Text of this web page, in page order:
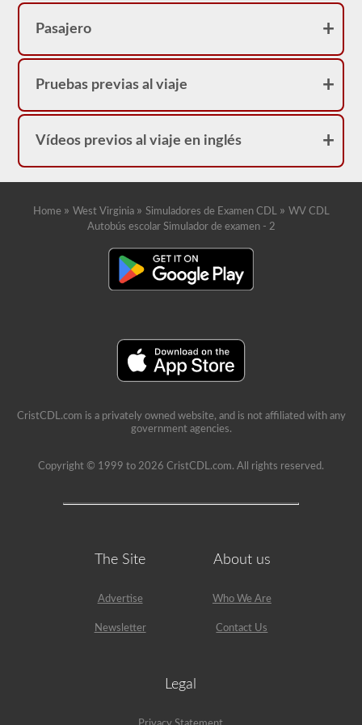
dependen
ti.
Pasajero
Pruebas previas al viaje
Vídeos previos al viaje en inglés
Home » West Virginia » Simuladores de Examen CDL » WV CDL
Autobús escolar Simulador de examen - 2
CristCDL.com is a privately owned website, and is not affiliated with any
government agencies.
Copyright © 1999 to 2026 CristCDL.com. All rights reserved.
The Site
Advertise
Newsletter
About us
Who We Are
Contact Us
Legal